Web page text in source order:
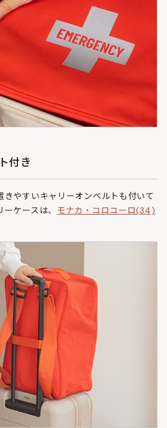
付き
きやすいキャリーオンベルトも付いて
ケースは、 モナカ・コロコーロ(34)